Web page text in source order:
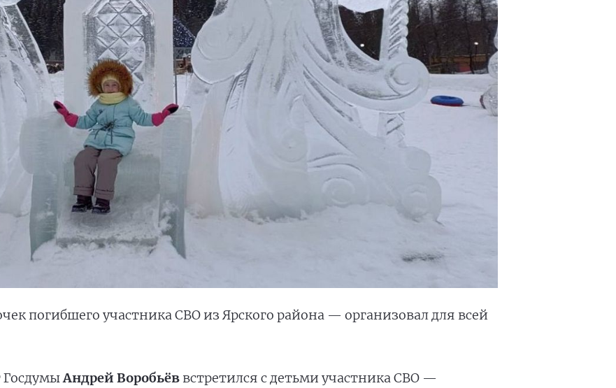
погибшего участника СВО из Ярского района — организовал для всей
ГосдумыАндрей Воробьёввстретился с детьми участника СВО —